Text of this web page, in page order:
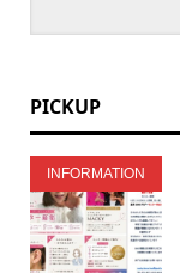
PICKUP
INFORMATION